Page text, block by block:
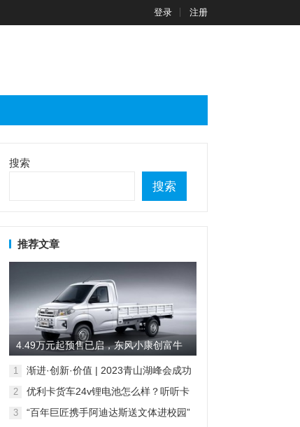
登录 注册
搜索
搜索
推荐文章
4.49万元起预售已启，东风小康创富牛
卡有哪些“领先价值”？
1
渐进·创新·价值 | 2023青山湖峰会成功
2
优利卡货车24v锂电池怎么样？听听卡
3
“百年巨匠携手阿迪达斯送文体进校园”